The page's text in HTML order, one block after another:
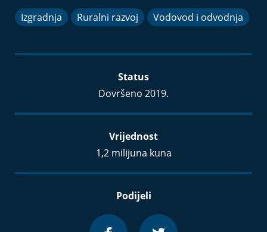
Izgradnja Ruralni razvoj Vodovod i odvodnja
Status
Dovršeno 2019.
Vrijednost
1,2 milijuna kuna
Podijeli